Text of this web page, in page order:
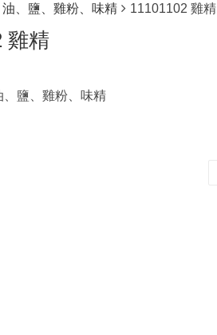
油、鹽、雞粉、味精 11101102 雞精
雞精
、鹽、雞粉、味精